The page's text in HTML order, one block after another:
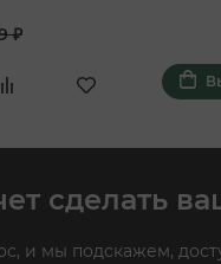
₽
сделать
и мы подскажем,